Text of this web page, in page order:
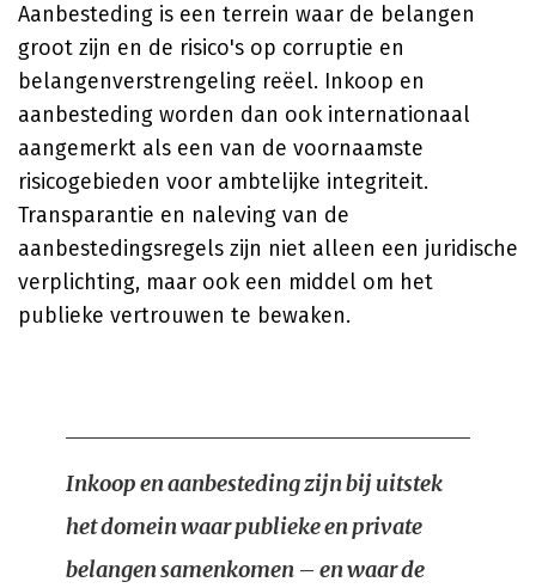
Aanbesteding is een terrein waar de belangen
groot zijn en de risico's op corruptie en
belangenverstrengeling reëel. Inkoop en
aanbesteding worden dan ook internationaal
aangemerkt als een van de voornaamste
risicogebieden voor ambtelijke integriteit.
Transparantie en naleving van de
aanbestedingsregels zijn niet alleen een juridische
verplichting, maar ook een middel om het
publieke vertrouwen te bewaken.
Inkoop en aanbesteding zijn bij uitstek
het domein waar publieke en private
belangen samenkomen – en waar de